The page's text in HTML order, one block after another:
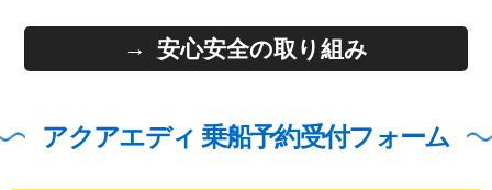
安心安全の取り組み
アクアエディ 乗船予約受付フォーム